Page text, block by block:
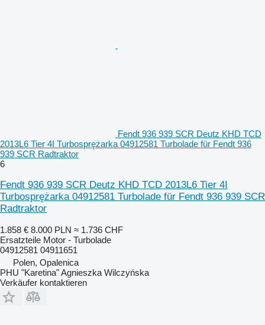
Fendt 936 939 SCR Deutz KHD TCD
2013L6 Tier 4I Turbosprężarka 04912581 Turbolade für Fendt 936
939 SCR Radtraktor
6
Fendt 936 939 SCR Deutz KHD TCD 2013L6 Tier 4I
Turbosprężarka 04912581 Turbolade für Fendt 936 939 SCR
Radtraktor
1.858 € 8.000 PLN ≈ 1.736 CHF
Ersatzteile Motor - Turbolade
04912581 04911651
Polen, Opalenica
PHU "Karetina" Agnieszka Wilczyńska
Verkäufer kontaktieren